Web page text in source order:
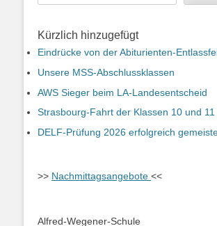
Kürzlich hinzugefügt
Eindrücke von der Abiturienten-
Unsere MSS-Abschlussklassen
AWS Sieger beim LA-Landesentscheid
Strasbourg-Fahrt der Klassen 10 und 11
DELF-Prüfung 2026 erfolgreich
>> Nachmittagsangebote <<
Alfred-Wegener-Schule